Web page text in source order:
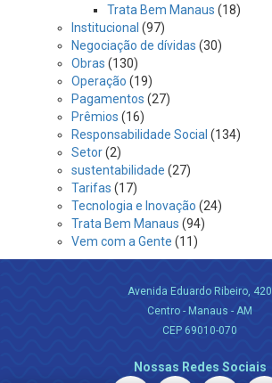
Trata Bem Manaus (18)
Institucional (97)
Negociação de dívidas (30)
Obras (130)
Operação (19)
Pagamentos (27)
Prêmios (16)
Responsabilidade Social (134)
Setor(2)
sustentabilidade (27)
Tarifas (17)
Tecnologia e Inovação (24)
Trata Bem Manaus (94)
Vem com a Gente (11)
Avenida Eduardo Ribeiro, 420
Centro - Manaus - AM
CEP 69010-070
Nossas Redes Sociais